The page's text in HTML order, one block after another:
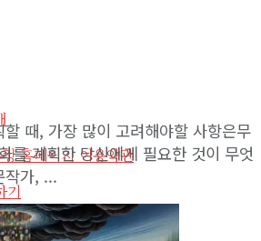
홈페이지 이용약관
기
때, 가장 많이 고려해야할 사항은무
를 계획한 당신에게 필요한 것이 무엇
작가, ...